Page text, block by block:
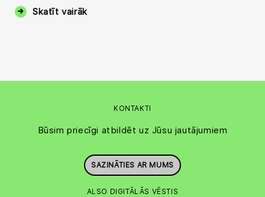
Skatīt vairāk
KONTAKTI
Būsim priecīgi atbildēt uz Jūsu jautājumiem
SAZINĀTIES AR MUMS
ALSO DIGITĀLĀS VĒSTIS